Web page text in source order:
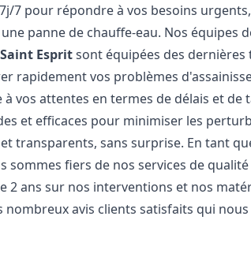
7 pour répondre à vos besoins
panne de chauffe-eau. Nos équipes
Espritsont équipées des
rapidement vos problèmes
vos attentes en termes de délais et de
et efficaces pour minimiser les
transparents, sans surprise. En tant
sommes fiers de nos services de
2 ans sur nos interventions et nos
nombreux avis clients satisfaits qui